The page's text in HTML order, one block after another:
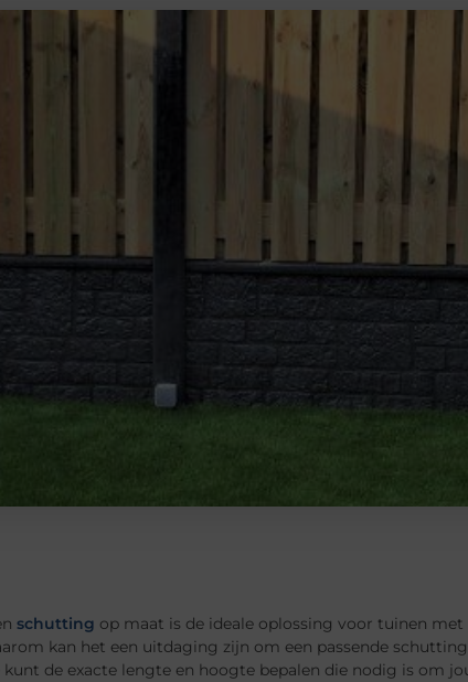
schutting op maat is de ideale oplossing voor tuinen
kan het een uitdaging zijn om een passende
kunt de exacte lengte en hoogte bepalen die nodig is om